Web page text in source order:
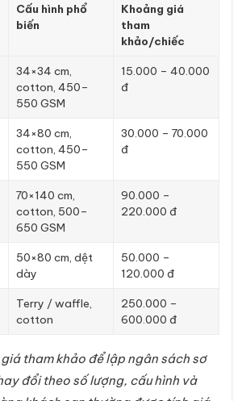
Cấu hình phổ
biến
Khoảng giá
tham
khảo/chiếc
34×34 cm,
cotton, 450–
550 GSM
15.000 – 40.000
đ
34×80 cm,
cotton, 450–
550 GSM
30.000 – 70.000
đ
70×140 cm,
cotton, 500–
650 GSM
90.000 –
220.000 đ
50×80 cm, dệt
dày
50.000 –
120.000 đ
Terry / waffle,
cotton
250.000 –
600.000 đ
tham khảo để lập ngân sách sơ
đổi theo số lượng, cấu hình và